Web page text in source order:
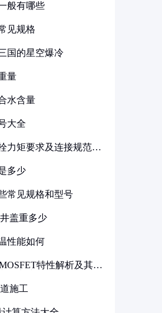
般有哪些
见规格
国的星空爆冷
量
水含量
大全
力矩要求及连接规范详
多少
常见规格和型号
盖重多少
性能如何
特性解析及其在
施工